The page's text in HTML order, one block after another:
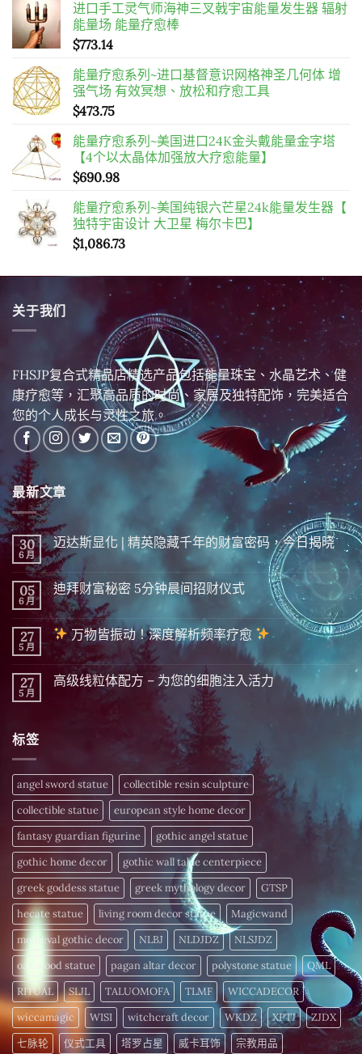
进口手工灵气师海神三叉戟宇宙能量发生器 辐射
能量场 能量疗愈棒
$773.14
能量疗愈系列~进口基督意识网格神圣几何体 增
强气场 有效冥想、放松和疗愈工具
$473.75
能量疗愈系列~美国进口24K金头戴能量金字塔
【4个以太晶体加强放大疗愈能量】
$690.98
能量疗愈系列~美国纯银六芒星24k能量发生器【
独特宇宙设计 大卫星 梅尔卡巴】
$1,086.73
关于我们
FHSJP复合式精品店精选产品包括能量珠宝、水晶艺术、健
康疗愈等，汇聚高品质的时尚、家居及独特配饰，完美适合
您的个人成长与灵性之旅。
最新文章
30
6 月
迈达斯显化 | 精英隐藏千年的财富密码，今日揭晓
在
〈迈
达
斯
显
化
|
精
英
隐
藏
千
年
晓〉
中
尚
無
留
言
05
6 月
迪拜财富秘密 5分钟晨间招财仪式
在
〈迪
拜
财
富
秘
密 5
分
钟
尚
無
留
言
27
5 月
万物皆振动！深度解析频率疗愈
在
万
频
率
疗
愈
〉
中
尚
留
言
27
5 月
高级线粒体配方 – 为您的细胞注入活力
–
为
您
的
细
胞
注
入
活
力〉
中
标签
angel sword statue
collectible resin sculpture
collectible statue
european style home decor
fantasy guardian figurine
gothic angel statue
gothic home decor
gothic wall table centerpiece
greek goddess statue
greek mythology decor
GTSP
hecate statue
living room decor statue
Magicwand
medieval gothic decor
NLBJ NLDJDZ
NLSJDZ
oak wood statue
pagan altar decor polystone statue
QML
RITUAL
SLJL TALUOMOFA TLMF
WICCADECOR
wiccamagic
WISI witchcraft decor WKDZ XPTJ
ZJDX
七脉轮
仪式工具 塔罗占星 威卡耳饰
宗教用品